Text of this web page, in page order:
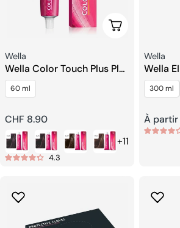
Choisissez Les
Fournisseur:
Wella
Wella Color Touch Plus Plus
Coloration Semi-
permanente
60 ml
Prix
habituel
CHF 8.90
+11
4.3
Wella
Wella
coiffage
300 ml
Prix
À partir